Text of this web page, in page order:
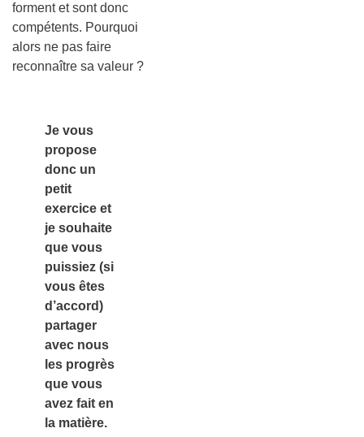
forment et sont donc
compétents. Pourquoi
alors ne pas faire
reconnaître sa valeur ?
Je vous
propose
donc un
petit
exercice et
je souhaite
que vous
puissiez (si
vous êtes
d’accord)
partager
avec nous
les progrès
que vous
avez fait en
la matière.